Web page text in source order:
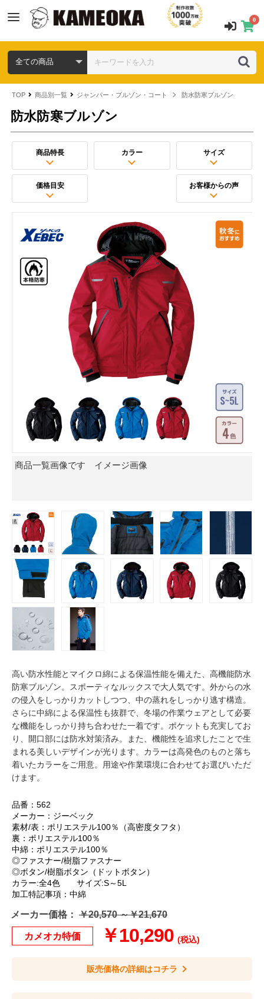
0
TOP 商品別一覧 ジャンパー・ブルゾン・コート 防水防寒ブルゾン
防水防寒ブルゾン
商品特長 カラー サイズ
価格目安 お客様からの声
商品一覧画像です イメージ画像
高い防水性能とマイクロ綿による保温性能を備えた、高機能防水
防寒ブルゾン。スポーティなルックスで大人気です。外からの水
の侵入をしっかりカットしつつ、中の蒸れをしっかり逃す構造。
さらに中綿による保温性も抜群で、冬場の作業ウェアとして必要
な機能をしっかり持ち合わせた一着です。ポケットも充実してお
り、開口部には防水対策済み。また、機能性を追求したことで生
まれる美しいデザインが光ります。カラーは高発色のものと落ち
着いたカラーをご用意。用途や作業環境に合わせてお選びいただ
けます。
品番：562
メーカー：ジーベック
素材/表：ポリエステル100％（高密度タフタ）
裏：ポリエステル100％
中綿：ポリエステル100％
◎ファスナー/樹脂ファスナー
◎ボタン/樹脂ボタン（ドットボタン）
カラー:全4色 サイズ:S～5L
加工特記事項：中綿
メーカー価格： ￥20,570 ～￥21,670
カメオカ特価 ￥10,290 (税込)
販売価格の詳細はコチラ